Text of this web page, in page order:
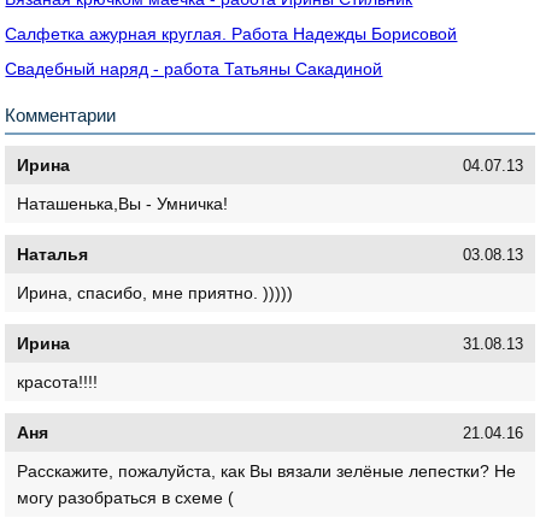
Салфетка ажурная круглая. Работа Надежды Борисовой
Свадебный наряд - работа Татьяны Сакадиной
Комментарии
Ирина 04.07.13
Наташенька,Вы - Умничка!
Наталья 03.08.13
Ирина, спасибо, мне приятно. )))))
Ирина 31.08.13
красота!!!!
Аня 21.04.16
Расскажите, пожалуйста, как Вы вязали зелёные лепестки? Не
могу разобраться в схеме (